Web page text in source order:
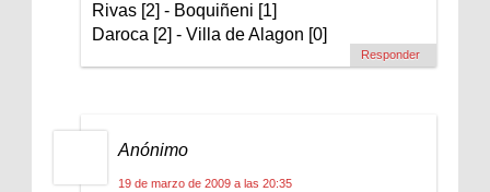
Rivas [2] - Boquiñeni [1]
Daroca [2] - Villa de Alagon [0]
Responder
Anónimo
19 de marzo de 2009 a las 20:35